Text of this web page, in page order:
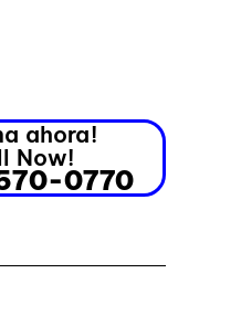
ahora!
Now!
0770